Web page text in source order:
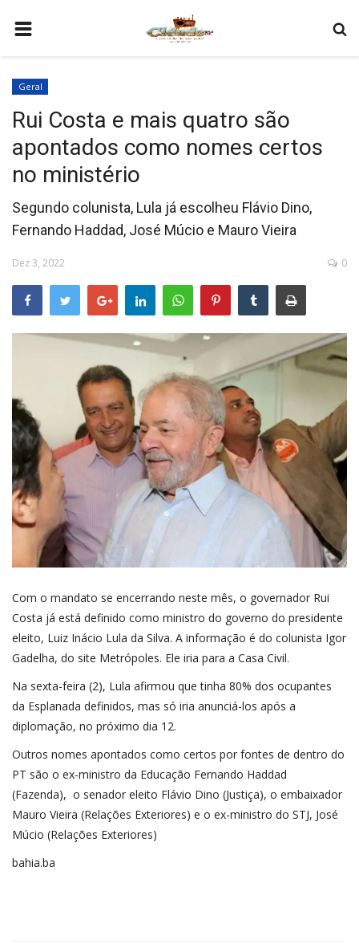
COMO SER PARCEIRO
PROGRAMAÇÃO
QUEM SOMOS
Geral
Rui Costa e mais quatro são
apontados como nomes certos
no ministério
Segundo colunista, Lula já escolheu Flávio Dino,
Fernando Haddad, José Múcio e Mauro Vieira
Dez 3, 2022 0
Com o mandato se encerrando neste mês, o governador Rui
Costa já está definido como ministro do governo do presidente
eleito, Luiz Inácio Lula da Silva. A informação é do colunista Igor
Gadelha, do site Metrópoles. Ele iria para a Casa Civil.
Na sexta-feira (2), Lula afirmou que tinha 80% dos ocupantes
da Esplanada definidos, mas só iria anunciá-los após a
diplomação, no próximo dia 12.
Outros nomes apontados como certos por fontes de dentro do
PT são o ex-ministro da Educação Fernando Haddad
(Fazenda), o senador eleito Flávio Dino (Justiça), o embaixador
Mauro Vieira (Relações Exteriores) e o ex-ministro do STJ, José
Múcio (Relações Exteriores)
bahia.ba